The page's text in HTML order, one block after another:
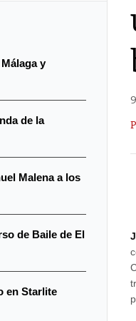
y
de la
Malena a los
de Baile de El
en Starlite